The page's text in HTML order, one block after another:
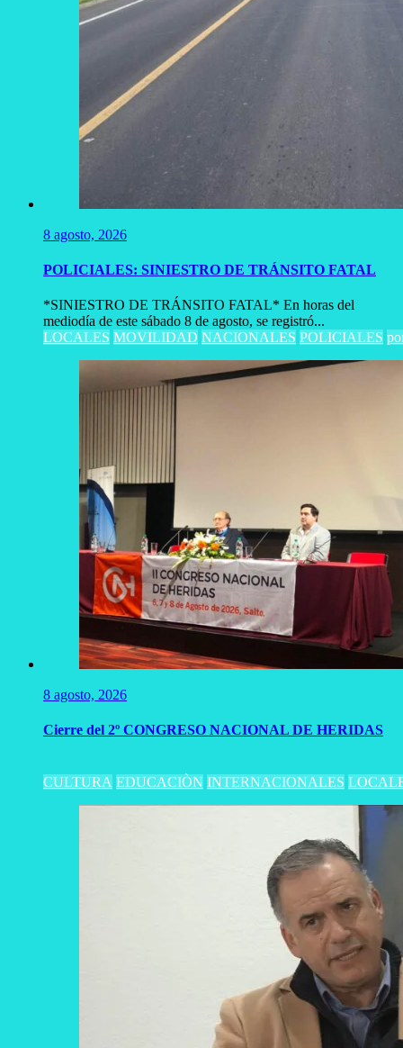
8 agosto, 2026
POLICIALES: SINIESTRO DE TRÁNSITO FATAL
*SINIESTRO DE TRÁNSITO FATAL* En horas del
mediodía de este sábado 8 de agosto, se registró...
LOCALES MOVILIDAD NACIONALES POLICIALES
8 agosto, 2026
Cierre del 2º CONGRESO NACIONAL DE HERIDAS
CULTURA EDUCACIÒN INTERNACIONALES